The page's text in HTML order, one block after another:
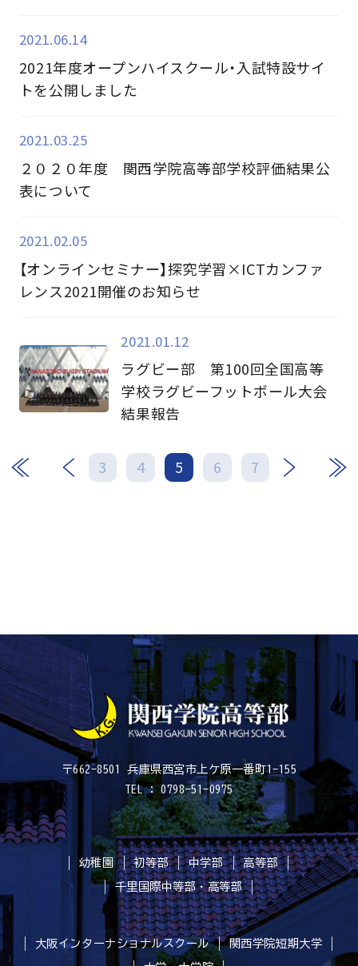
2021.06.14
2021年度オープンハイスクール・入試特設サイ
トを公開しました
2021.03.25
２０２０年度 関西学院高等部学校評価結果公
表について
2021.02.05
【オンラインセミナー】探究学習×ICTカンファ
レンス2021開催のお知らせ
2021.01.12
ラグビー部 第100回全国高等
学校ラグビーフットボール大会
結果報告
3 4 5 6 7
次 最後
〒662-8501 兵庫県西宮市上ケ原一番町1-155
TEL : 0798-51-0975
幼稚園 初等部 中学部
高等部
千里国際中等部・高等部
大阪インターナショナルスクール
関西学院短期大学